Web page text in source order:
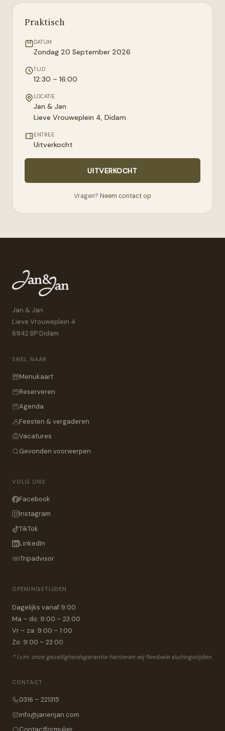
Praktisch
DATUM
Zondag 20 September 2026
TIJD
12:30 – 16:00
LOCATIE
Jan & Jan
Lieve Vrouweplein 4, Didam
ENTREE
Uitverkocht
UITVERKOCHT
Vragen? Neem contact op
Jan & Jan
Lieve Vrouweplein 4
6942 BP Didam
SNEL NAAR
Menukaart
Reserveren
Agenda
Feesten & vergaderen
Vacatures
Gevonden voorwerpen
VOLG ONS
Facebook
Instagram
TikTok
LinkedIn
Tripadvisor
OPENINGSTIJDEN
Dagelijks vanaf 9:00
Ma – do: 9:00 – 23:00
Vr – za: 9:00 – 1:00
Zo: 9:00 – 23:00
* I.v.m. onze gezelligheidsgarantie hanteren wij flexibele sluitingstijden.
CONTACT
0316 – 221315
info@janenjan.com